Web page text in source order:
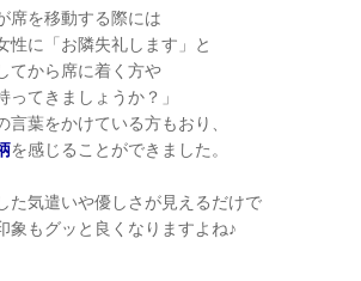
席を移動する際には
性に「お隣失礼します」と
てから席に着く方や
ってきましょうか？」
言葉をかけている方もおり、
を感じることができました。
た気遣いや優しさが見えるだけで
象もグッと良くなりますよね♪